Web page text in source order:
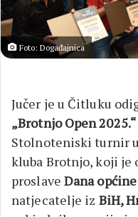
Foto: Događajnica
Jučer je u Čitluku
„Brotnjo Open 2025.“
Stolnoteniski turnir
kluba Brotnjo, koji je
proslave Dana
natjecatelje iz BiH,